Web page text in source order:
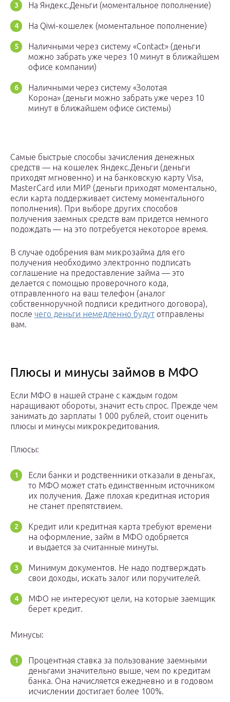
На Яндекс.Деньги (моментальное пополнение)
На Qiwi-кошелек (моментальное пополнение)
Наличными через систему «Contact» (деньги
можно забрать уже через 10 минут в ближайшем
офисе компании)
Наличными через систему «Золотая
Корона» (деньги можно забрать уже через 10
минут в ближайшем офисе системы)
Самые быстрые способы зачисления денежных
средств — на кошелек Яндекс.Деньги (деньги
приходят мгновенно) и на банковскую карту Visa,
MasterCard или МИР (деньги приходят моментально,
если карта поддерживает систему моментального
пополнения). При выборе других способов
получения заемных средств вам придется немного
подождать — на это потребуется некоторое время.
В случае одобрения вам микрозайма для его
получения необходимо электронно подписать
соглашение на предоставление займа — это
делается с помощью проверочного кода,
отправленного на ваш телефон (аналог
собственноручной подписи кредитного договора),
после чего деньги немедленно будут отправлены
вам.
Плюсы и минусы займов в МФО
Если МФО в нашей стране с каждым годом
наращивают обороты, значит есть спрос. Прежде чем
занимать до зарплаты 1 000 рублей, стоит оценить
плюсы и минусы микрокредитования.
Плюсы:
Если банки и родственники отказали в деньгах,
то МФО может стать единственным источником
их получения. Даже плохая кредитная история
не станет препятствием.
Кредит или кредитная карта требуют времени
на оформление, займ в МФО одобряется
и выдается за считанные минуты.
Минимум документов. Не надо подтверждать
свои доходы, искать залог или поручителей.
МФО не интересуют цели, на которые заемщик
берет кредит.
Минусы:
Процентная ставка за пользование заемными
деньгами значительно выше, чем по кредитам
банка. Она начисляется ежедневно и в годовом
исчислении достигает более 100%.